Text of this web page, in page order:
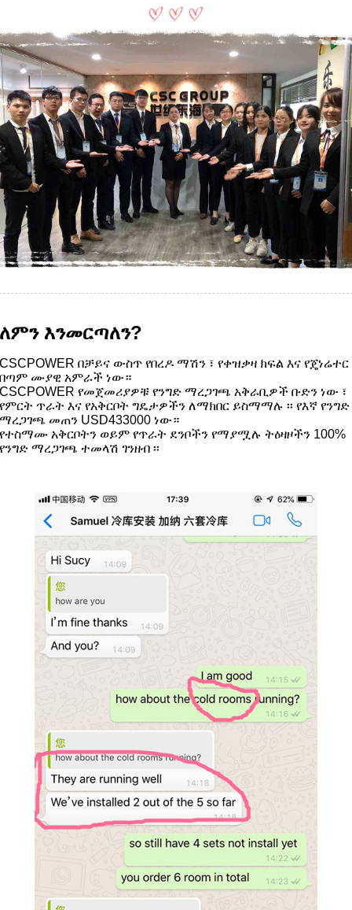
ለምን እንመርጣለን?
CSCPOWER በቻይና ውስጥ የበረዶ ማሽን ፣ የቀዝቃዛ ክፍል እና የጄነሬተር
በጣም ሙያዊ አምራች ነው።
CSCPOWER የመጀመሪያዎቹ የንግድ ማረጋገጫ አቅራቢዎች ቡድን ነው ፣
የምርት ጥራት እና የአቅርቦት ግዴታዎችን ለማክበር ይስማማሉ ፡፡ የእኛ የንግድ
ማረጋገጫ መጠን USD433000 ነው።
የተስማሙ አቅርቦትን ወይም የጥራት ደንቦችን የማያሟሉ ትዕዛዞችን 100%
የንግድ ማረጋገጫ ተመላሽ ገንዘብ ፡፡